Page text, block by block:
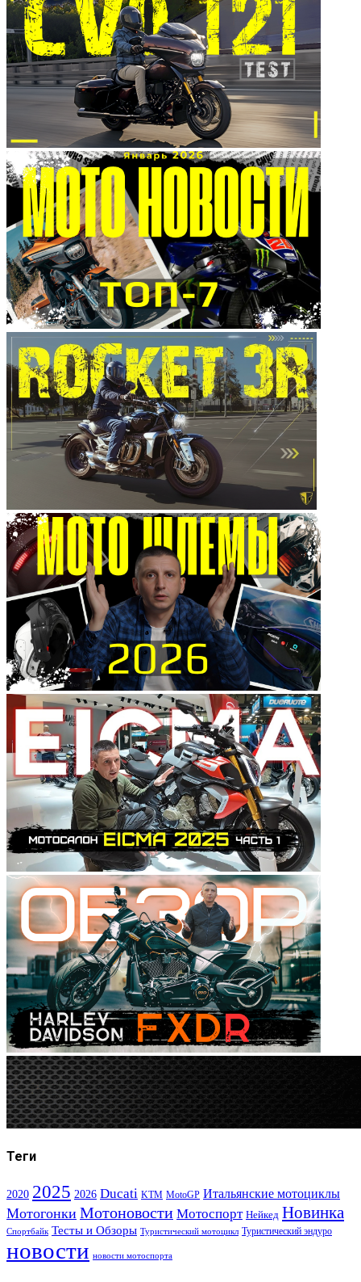
Теги
2020 2025 2026 Ducati KTM MotoGP Итальянские мотоциклы
Мотогонки Мотоновости Мотоспорт Нейкед Новинка
Спортбайк Тесты и Обзоры Туристический мотоцикл Туристический эндуро
новости новости мотоспорта